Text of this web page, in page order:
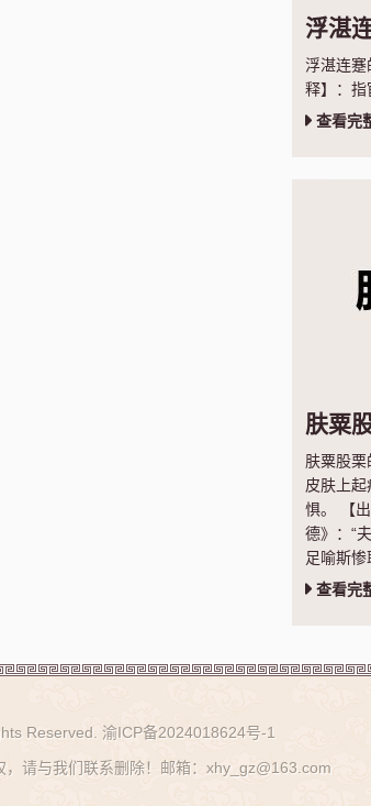
浮湛
浮湛连
释】：指
查看完
肤粟
肤粟股栗
皮肤上
惧。 【
德》：“
足喻斯
查看完
Reserved. 渝ICP备2024018624号-1
请与我们联系删除！邮箱：xhy_gz@163.com